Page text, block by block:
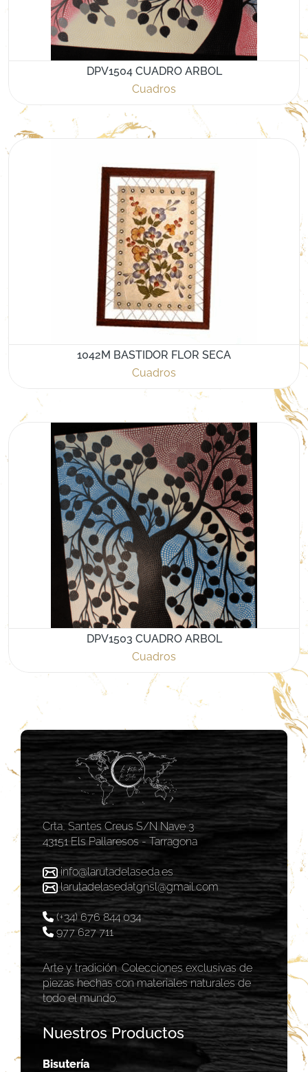
DPV1504 CUADRO ARBOL
Cuadros
1042M BASTIDOR FLOR SECA
Cuadros
DPV1503 CUADRO ARBOL
Cuadros
Crta, Santes Creus S/N Nave 3
43151 Els Pallaresos - Tarragona
info@larutadelaseda.es
larutadelasedatgnsl@gmail.com
(+34) 676 844 034
977 627 711
Arte y tradición. Colecciones exclusivas de
piezas hechas con materiales naturales de
todo el mundo.
Nuestros Productos
Bisutería